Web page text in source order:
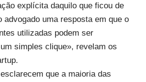
explícita daquilo que ficou de
advogado uma resposta em que o
utilizadas podem ser
simples clique», revelam os
que a maioria das